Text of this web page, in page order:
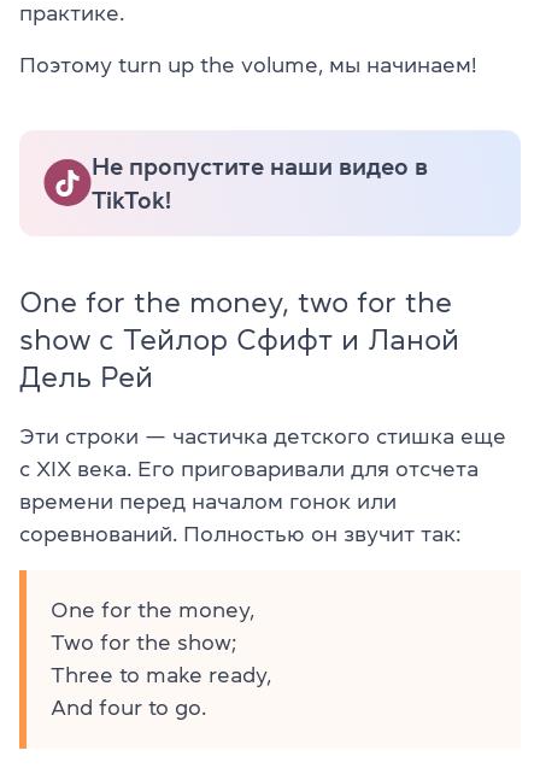
практике.
Поэтому turn up the volume, мы начинаем!
Не пропустите наши видео в
TikTok!
One for the money, two for the
show с Тейлор Сфифт и Ланой
Дель Рей
Эти строки — частичка детского стишка еще
с XIX века. Его приговаривали для отсчета
времени перед началом гонок или
соревнований. Полностью он звучит так:
One for the money,
Two for the show;
Three to make ready,
And four to go.